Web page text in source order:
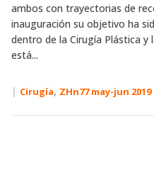
ambos con trayectorias de
inauguración su objetivo ha
dentro de la Cirugía Plástica y
está...
| Cirugía, ZHn77 may-jun